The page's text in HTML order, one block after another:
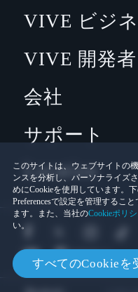
このサイトは、ウェブサイトの
ンスを分析し、パーソナライズ
めにCookieを使用しています。
Preferencesで設定を管理するこ
ます。また、当社のCookieポリ
い。
すべてのCookieを
VIVE ビジ
VIVE 開発者
会社
サポート
Location